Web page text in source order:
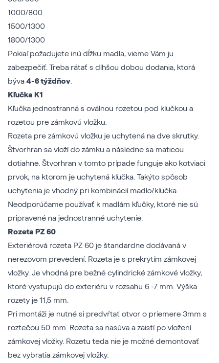
1000/800
1500/1300
1800/1300
Pokiaľ požadujete inú dĺžku madla, vieme Vám ju
zabezpečiť. Treba rátať s dlhšou dobou dodania, ktorá
býva 4-6 týždňov
Kľučka K1
Kľučka jednostranná s oválnou rozetou pod kľučkou a
rozetou pre zámkovú vložku.
Rozeta pre zámkovú vložku je uchytená na dve skrutky.
Štvorhran sa vloží do zámku a následne sa maticou
dotiahne. Štvorhran v tomto prípade funguje ako kotviaci
prvok, na ktorom je uchytená kľučka. Takýto spôsob
uchytenia je vhodný pri kombinácií madlo/kľučka.
Neodporúčame používať k madlám kľučky, ktoré nie sú
pripravené na jednostranné uchytenie.
Rozeta PZ 60
Exteriérová rozeta PZ 60 je štandardne dodávaná v
nerezovom prevedení. Rozeta je s prekrytím zámkovej
vložky. Je vhodná pre bežné cylindrické zámkové vložky,
ktoré vystupujú do exteriéru v rozsahu 6 -7 mm. Výška
rozety je 11,5 mm.
Pri montáži je nutné si predvŕtať otvor o priemere 3mm s
roztečou 50 mm. Rozeta sa nasúva a zaistí po vložení
zámkovej vložky. Rozetu teda nie je možné demontovať
bez vybratia zámkovej vložky.